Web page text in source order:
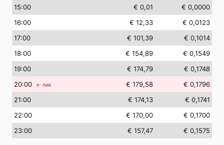
15:00 € 0,01
€ 0,0000
16:00 € 12,33
€ 0,0123
17:00 € 101,39
€ 0,1014
18:00 € 154,89
€ 0,1549
19:00 € 174,79
€ 0,1748
20:00 ← пик € 179,58
€ 0,1796
21:00 € 174,13
€ 0,1741
22:00 € 170,00
€ 0,1700
23:00 € 157,47 € 0,1575